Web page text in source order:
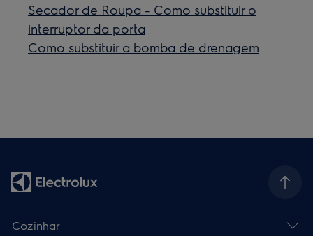
Secador de Roupa - Como substituir o
interruptor da porta
Como substituir a bomba de drenagem
Cozinhar